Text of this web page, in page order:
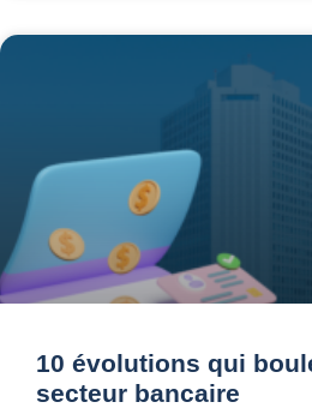
10 évolutions qui
secteur bancaire